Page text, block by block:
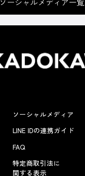
ソーシャルメディア
LINE IDの連携ガイド
FAQ
特定商取引法に
関する表示